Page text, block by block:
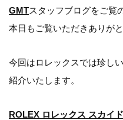
GMTスタッフブログをご覧
本日もご覧いただきありが
今回はロレックスでは珍し
紹介いたします。
ROLEX ロレックス スカイ